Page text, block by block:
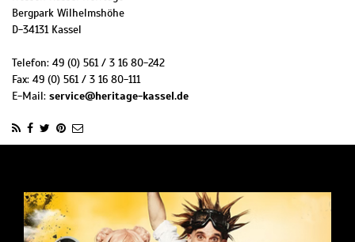
Bergpark Wilhelmshöhe
D-34131 Kassel
Telefon: 49 (0) 561 / 3 16 80-242
Fax: 49 (0) 561 / 3 16 80-111
E-Mail: service@heritage-kassel.de